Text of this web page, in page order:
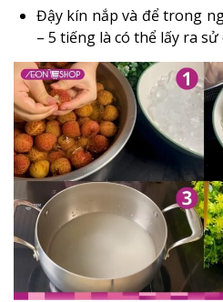
Đậy kín nắp và để trong
– 5 tiếng là có thể lấy ra sử